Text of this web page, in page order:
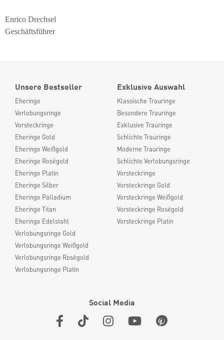
Enrico Drechsel
Geschäftsführer
Unsere Bestseller
Eheringe
Verlobungsringe
Vorsteckringe
Eheringe Gold
Eheringe Weißgold
Eheringe Roségold
Eheringe Platin
Eheringe Silber
Eheringe Palladium
Eheringe Titan
Eheringe Edelstahl
Verlobungsringe Gold
Verlobungsringe Weißgold
Verlobungsringe Roségold
Verlobungsringe Platin
Exklusive Auswahl
Klassische Trauringe
Besondere Trauringe
Exklusive Trauringe
Schlichte Trauringe
Moderne Trauringe
Schlichte Verlobungsringe
Vorsteckringe
Vorsteckringe Gold
Vorsteckringe Weißgold
Vorsteckringe Roségold
Vorsteckringe Platin
Social Media